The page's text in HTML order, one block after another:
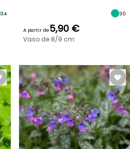
BULBOS
DE
PRIMAVERA
34 30
A partir de5,90 €
Vaso de 8/9 cm